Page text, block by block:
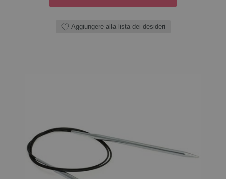
Aggiungere alla lista dei desideri